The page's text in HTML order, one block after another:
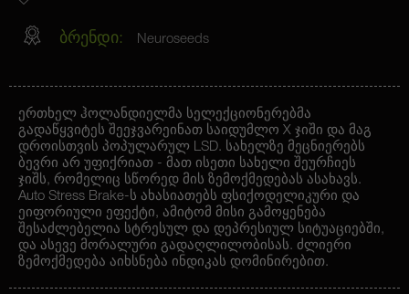
ბრენდი: Neuroseeds
ერთხელ ჰოლანდიელმა სელექციონერებმა
გადაწყვიტეს შეეჯვარეინათ საიდუმლო X ჯიში და მაგ
დროისთვის პოპულარულ LSD. სახელზე მეცნიერებს
ბევრი არ უფიქრიათ - მათ ისეთი სახელი შეურჩიეს
ჯიშს, რომელიც სწორედ მის ზემოქმედებას ასახავს.
Auto Stress Brake-ს ახასიათებს ფსიქოდელიკური და
ეიფორიული ეფექტი, ამიტომ მისი გამოყენება
შესაძლებელია სტრესულ და დეპრესიულ სიტუაციებში,
და ასევე მორალური გადაღლილობისას. ძლიერი
ზემოქმედება აიხსნება ინდიკას დომინირებით.